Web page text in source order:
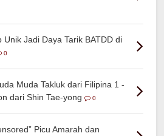
Unik Jadi Daya Tarik BATDD di
0
Muda Takluk dari Filipina 1 -
dari Shin Tae-yong
0
Picu Amarah dan